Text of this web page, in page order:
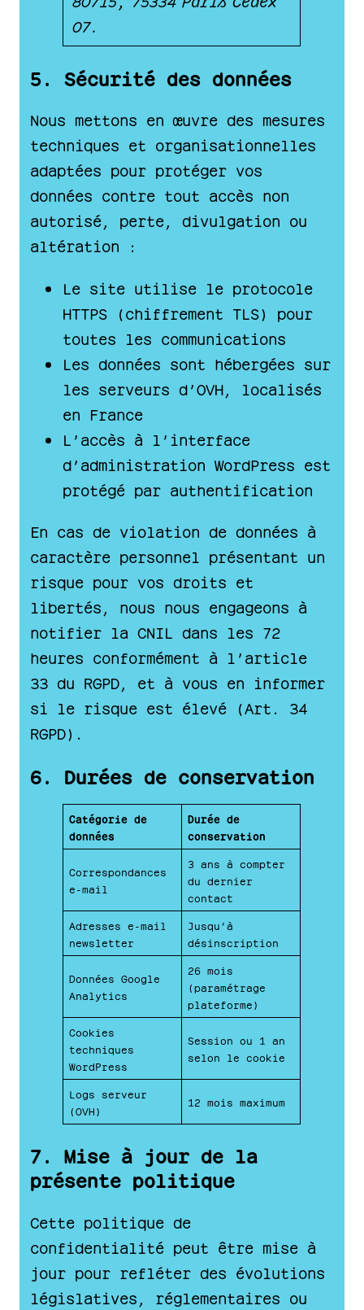
07.
5. Sécurité des données
Nous mettons en œuvre des mesures
techniques et organisationnelles
adaptées pour protéger vos
données contre tout accès non
autorisé, perte, divulgation ou
altération :
Le site utilise le protocole
HTTPS (chiffrement TLS) pour
toutes les communications
Les données sont hébergées sur
les serveurs d’OVH, localisés
en France
L’accès à l’interface
d’administration WordPress est
protégé par authentification
En cas de violation de données à
caractère personnel présentant un
risque pour vos droits et
libertés, nous nous engageons à
notifier la CNIL dans les 72
heures conformément à l’article
33 du RGPD, et à vous en informer
si le risque est élevé (Art. 34
RGPD).
6. Durées de conservation
Catégorie de
données
Durée de
conservation
Correspondances
e-mail
3 ans à compter
du dernier
contact
Adresses e-mail
newsletter
Jusqu’à
désinscription
Données Google
Analytics
26 mois
(paramétrage
plateforme)
Cookies
techniques
WordPress
Session ou 1 an
selon le cookie
Logs serveur
(OVH)
12 mois maximum
7. Mise à jour de la
présente politique
Cette politique de
confidentialité peut être mise à
jour pour refléter des évolutions
législatives, réglementaires ou